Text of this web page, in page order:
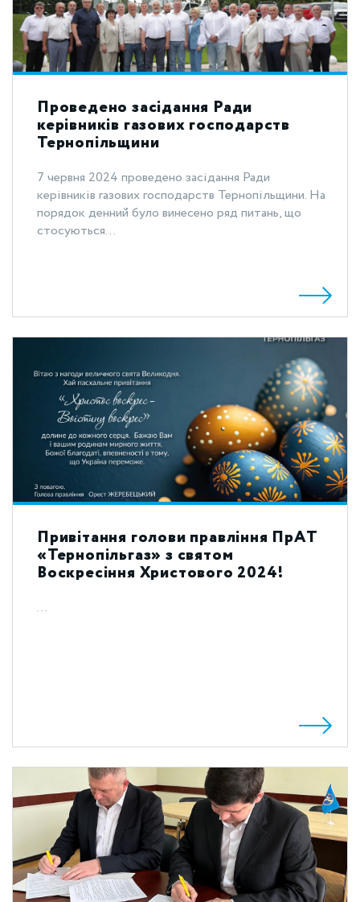
Проведено засідання Ради
керівників газових господарств
Тернопільщини
7 червня 2024 проведено засідання Ради
керівників газових господарств Тернопільщини. На
порядок денний було винесено ряд питань, що
стосуються...
Привітання голови правління ПрАТ
«Тернопільгаз» з святом
Воскресіння Христового 2024!
...